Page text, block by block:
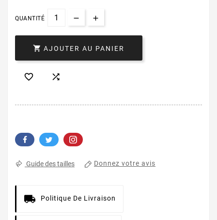
QUANTITÉ
 AJOUTER AU PANIER
 
Guide des tailles Donnez votre avis
Politique De Livraison